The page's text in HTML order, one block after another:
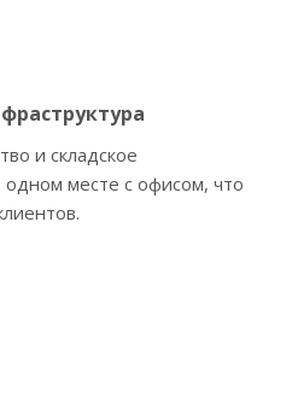
и складское
месте с офисом, что